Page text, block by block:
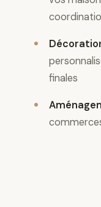
finales